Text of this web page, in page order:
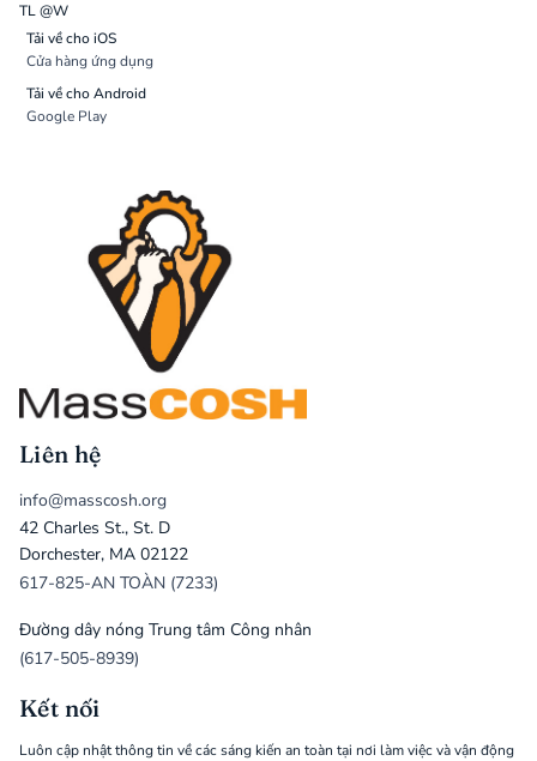
TL @W
Tải về cho iOS
Cửa hàng ứng dụng
Tải về cho Android
Google Play
Liên hệ
info@masscosh.org
42 Charles St., St. D
Dorchester, MA 02122
617-825-AN TOÀN (7233)
Đường dây nóng Trung tâm Công nhân
(617-505-8939)
Kết nối
Luôn cập nhật thông tin về các sáng kiến an toàn tại nơi làm việc và vận động